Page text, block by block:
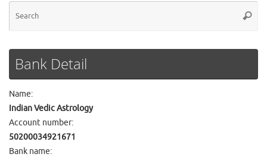
Bank Detail
Name:
Indian Vedic Astrology
Account number:
50200034921671
Bank name: